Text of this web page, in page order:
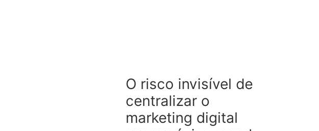
O risco invisível de
centralizar o
marketing digital